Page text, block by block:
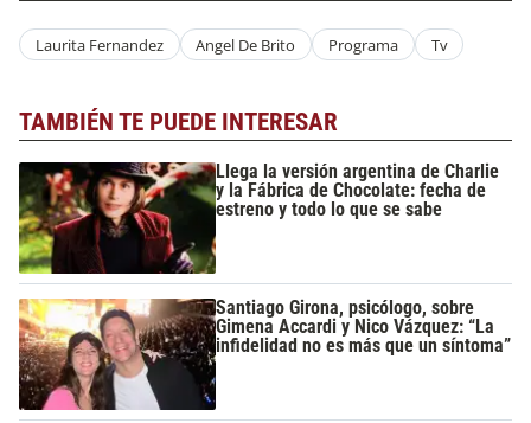
Laurita Fernandez Angel De Brito Programa Tv
TAMBIÉN TE PUEDE INTERESAR
Llega la versión argentina de Charlie
y la Fábrica de Chocolate: fecha de
estreno y todo lo que se sabe
Santiago Girona, psicólogo, sobre
Gimena Accardi y Nico Vázquez: “La
infidelidad no es más que un síntoma”